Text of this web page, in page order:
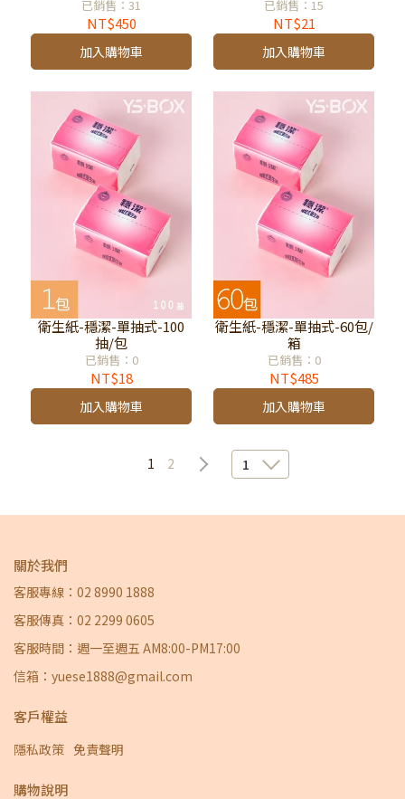
已銷售：31
NT$450
加入購物車
已銷售：15
NT$21
加入購物車
衛生紙-穩潔-單抽式-100
抽/包
已銷售：0
NT$18
加入購物車
衛生紙-穩潔-單抽式-60包/
箱
已銷售：0
NT$485
加入購物車
1 2 1
關於我們
客服專線：02 8990 1888
客服傳真：02 2299 0605
客服時間：週一至週五 AM8:00-PM17:00
信箱：yuese1888@gmail.com
客戶權益
隱私政策 免責聲明
購物說明